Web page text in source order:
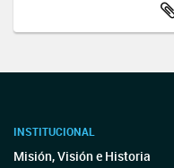
INSTITUCIONAL
Misión, Visión e Historia